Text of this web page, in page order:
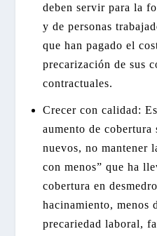
deben servir para la
y de personas
que han pagado el
precarización de sus
contractuales.
Crecer con calidad:
aumento de cobertura
nuevos, no mantener
con menos” que ha
cobertura en
hacinamiento, menos
precariedad laboral,